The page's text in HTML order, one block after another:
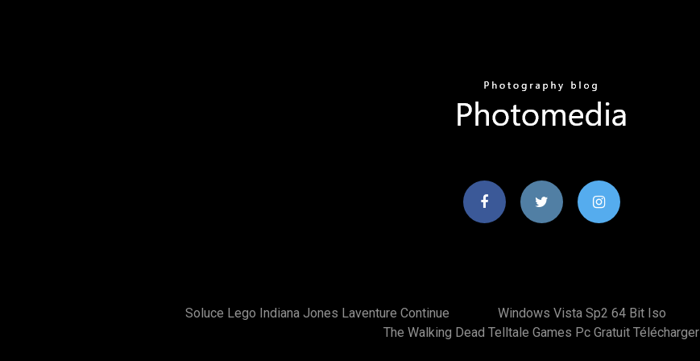
Soluce Lego Indiana Jones Laventure Continue Windows Vista Sp2 64 Bit Iso
The Walking Dead Telltale Games Pc Gratuit Télécharger